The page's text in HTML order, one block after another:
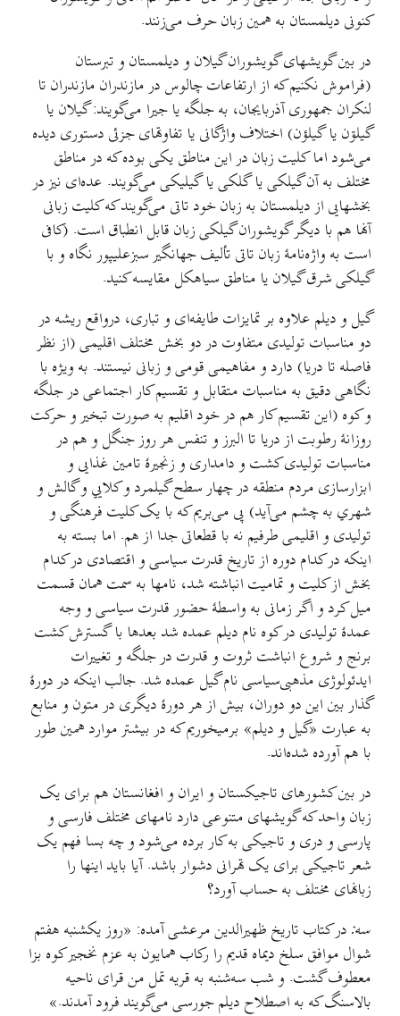
کنونی دیلمستان به همین زبان حرف می‌زنند.
در بين گويشهای گويشوران گیلان و ديلمستان و تبرستان
(فراموش نکنیم که از ارتفاعات چالوس در مازندران مازندران تا
لنکران جمهوری آذربایجان، به جلگه یا جيرا می‌گویند: گیلان یا
گیلۊن یا گيلؤن) اختلاف واژگانی یا تفاوتهای جزئی دستوری دیده
می‌شود اما کليت زبان در اين مناطق یکی بوده که در مناطق
مختلف به آن گیلکی یا گلکی یا گیلیکی می‌گویند. عده‌ای نیز در
بخشهایی از دیلمستان به زبان خود تاتی می‌گویند که کليت زبانی
آنها هم با دیگر گویشوران گیلکی زبان قابل انطباق است. (کافی
است به واژه‌نامهٔ زبان تاتی تألیف جهانگیر سبزعلیپور نگاه و با
گیلکی شرق گیلان یا مناطق سیاهکل مقایسه کنید.
گيل و ديلم علاوه بر تمایزات طايفه‌ای و تباری، درواقع ريشه در
دو مناسبات توليدی متفاوت در دو بخش مختلف اقلیمی (از نظر
فاصله تا دریا) دارد و مفاهیمی قومی و زبانی نیستند. به ویژه با
نگاهی دقیق به مناسبات متقابل و تقسیم کار اجتماعی در جلگه
و کوه (این تقسیم کار هم در خود اقلیم به صورت تبخیر و حرکت
روزانهٔ رطوبت از دریا تا البرز و تنفس هر روز جنگل و هم در
مناسبات تولیدی کشت و دامداری و زنجیرهٔ تامین غذایی و
ابزارسازی مردم منطقه در چهار سطح گیلمرد و کلایي و گالش و
شهري به چشم می‌آيد) پی می‌بریم که با یک کلیت فرهنگی و
تولیدی و اقلیمی طرفیم نه با قطعاتی جدا از هم. اما بسته به
اینکه در کدام دوره از تاریخ قدرت سیاسی و اقتصادی در کدام
بخش از کلیت و تمامیت انباشته شد، نامها به سمت همان قسمت
میل کرد و اگر زمانی به واسطهٔ حضور قدرت سیاسی و وجه
عمدهٔ تولیدی در کوه نام دیلم عمده شد بعدها با گسترش کشت
برنج و شروع انباشت ثروت و قدرت در جلگه و تغییرات
ایدئولوژی مذهبی‌سیاسی نام گیل عمده شد. جالب اینکه در دورهٔ
گذار بین این دو دوران، بيش از هر دورهٔ دیگری در متون و منابع
به عبارت «گیل و دیلم» برمیخوریم که در بيشتر موارد همین طور
با هم آورده شده‌اند.
در بین کشورهای تاجیکستان و ایران و افغانستان هم برای یک
زبان واحد که گویشهای متنوعی دارد نامهای مختلف فارسی و
پارسی و دری و تاجیکی به کار برده می‌شود و چه بسا فهم یک
شعر تاجیکی برای یک تهرانی دشوار باشد. آیا باید اینها را
زبانهای مختلف به حساب آورد؟
سه: در کتاب تاریخ ظهیرالدین مرعشی آمده: «روز یکشنبه هفتم
شوال موافق سلخ دیماه قدیم را رکاب همایون به عزم نخجير کوه بزا
معطوف گشت. و شب سه‌شنبه به قريه تمل من قرای ناحیه
بالاسنگ که به اصطلاح دیلم جورسی می‌گویند فرود آمدند.»